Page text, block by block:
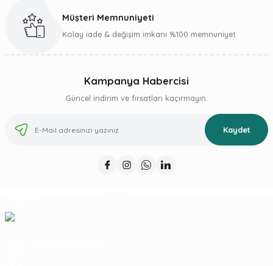
Gönder
Müşteri Memnuniyeti
Kolay iade & değişim imkanı %100 memnuniyet
Kampanya Habercisi
Güncel indirim ve fırsatları kaçırmayın.
Kaydet